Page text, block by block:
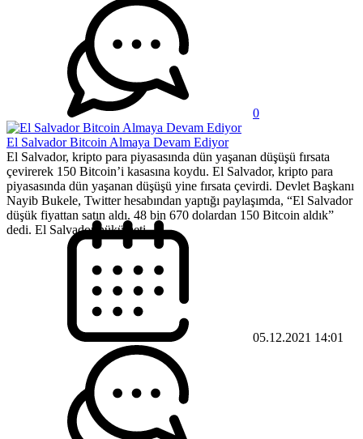
0
El Salvador Bitcoin Almaya Devam Ediyor
El Salvador, kripto para piyasasında dün yaşanan düşüşü fırsata
çevirerek 150 Bitcoin’i kasasına koydu. El Salvador, kripto para
piyasasında dün yaşanan düşüşü yine fırsata çevirdi. Devlet Başkanı
Nayib Bukele, Twitter hesabından yaptığı paylaşımda, “El Salvador
düşük fiyattan satın aldı. 48 bin 670 dolardan 150 Bitcoin aldık”
dedi. El Salvador hükümeti...
05.12.2021 14:01